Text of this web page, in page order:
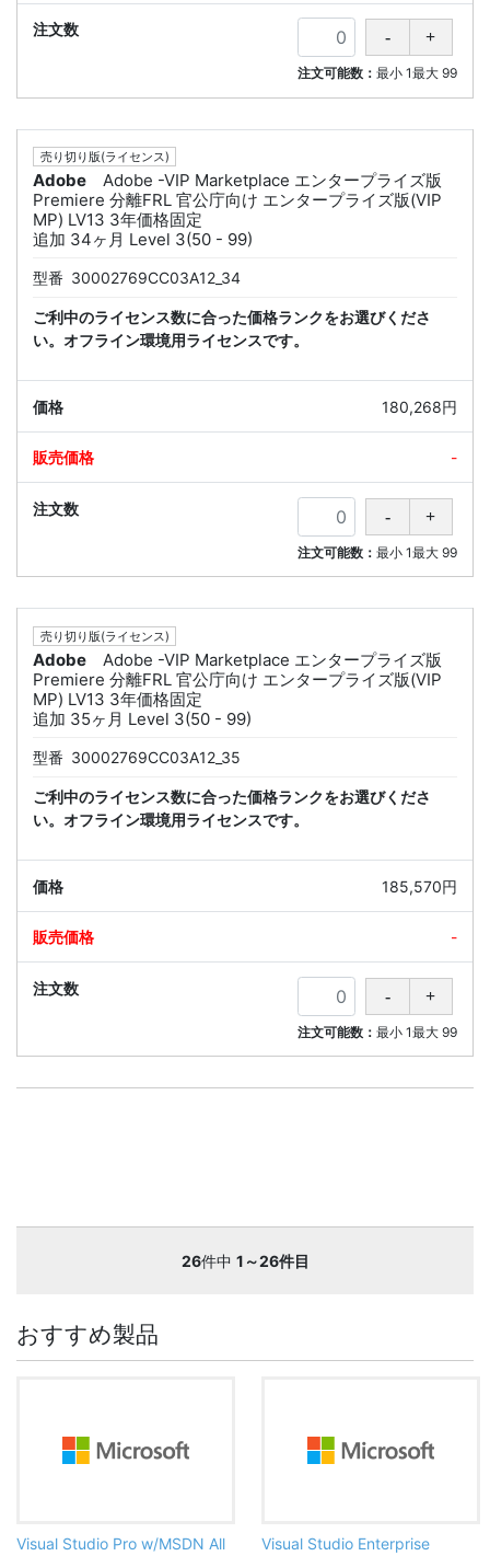
注文可能数： 最小 1最大 99
売り切り版(ライセンス)
Adobe
Adobe -VIP Marketplace エンタープライズ版
Premiere 分離FRL 官公庁向け エンタープライズ版(VIP
MP) LV13 3年価格固定
追加 34ヶ月 Level 3(50 - 99)
型番 30002769CC03A12_34
ご利中のライセンス数に合った価格ランクをお選びくださ
い。オフライン環境用ライセンスです。
180,268円
-
注文可能数： 最小 1最大 99
売り切り版(ライセンス)
Adobe
Adobe -VIP Marketplace エンタープライズ版
Premiere 分離FRL 官公庁向け エンタープライズ版(VIP
MP) LV13 3年価格固定
追加 35ヶ月 Level 3(50 - 99)
型番 30002769CC03A12_35
ご利中のライセンス数に合った価格ランクをお選びくださ
い。オフライン環境用ライセンスです。
185,570円
-
注文可能数： 最小 1最大 99
26件中 1～26件目
おすすめ製品
Visual Studio Pro w/MSDN All
Visual Studio Enterprise